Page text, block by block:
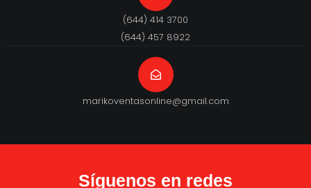
(644) 414 3700
(644) 457 8922
marikoventasonline@gmail.com
Síguenos en redes